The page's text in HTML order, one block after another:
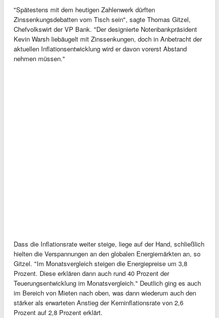
"Spätestens mit dem heutigen Zahlenwerk dürften
Zinssenkungsdebatten vom Tisch sein", sagte Thomas Gitzel,
Chefvolkswirt der VP Bank. "Der designierte Notenbankpräsident
Kevin Warsh liebäugelt mit Zinssenkungen, doch in Anbetracht der
aktuellen Inflationsentwicklung wird er davon vorerst Abstand
nehmen müssen."
Dass die Inflationsrate weiter steige, liege auf der Hand, schließlich
hielten die Verspannungen an den globalen Energiemärkten an, so
Gitzel. "Im Monatsvergleich steigen die Energiepreise um 3,8
Prozent. Diese erklären dann auch rund 40 Prozent der
Teuerungsentwicklung im Monatsvergleich." Deutlich ging es auch
im Bereich von Mieten nach oben, was dann wiederum auch den
stärker als erwarteten Anstieg der Kerninflationsrate von 2,6
Prozent auf 2,8 Prozent erklärt.